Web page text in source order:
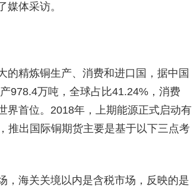
体采访。
的精炼铜生产、消费和进口国，据中国
978.4万吨，全球占比41.24%，消费
界首位。2018年，上期能源正式启动有
推出国际铜期货主要是基于以下三点考
，海关关境以内是含税市场，反映的是